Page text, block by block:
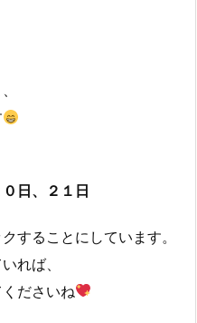
日、２１日
することにしています。
れば、
ださいね